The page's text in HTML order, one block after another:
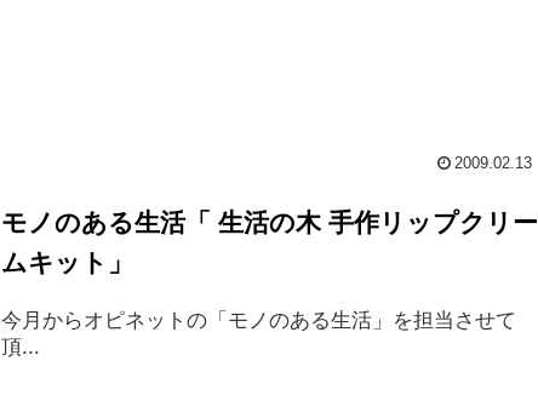
2009.02.13
モノのある生活「 生活の木 手作リップクリー
ムキット」
今月からオピネットの「モノのある生活」を担当させて
頂...